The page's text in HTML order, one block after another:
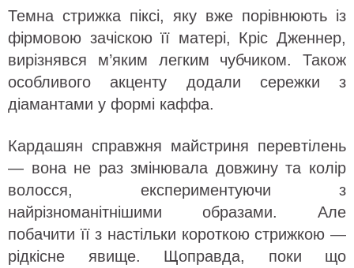
Темна стрижка піксі, яку вже порівнюють із
фірмовою зачіскою її матері, Кріс Дженнер,
вирізнявся м’яким легким чубчиком. Також
особливого акценту додали сережки з
діамантами у формі каффа.
Кардашян справжня майстриня перевтілень
— вона не раз змінювала довжину та колір
волосся, експериментуючи з
найрізноманітнішими образами. Але
побачити її з настільки короткою стрижкою —
рідкісне явище. Щоправда, поки що